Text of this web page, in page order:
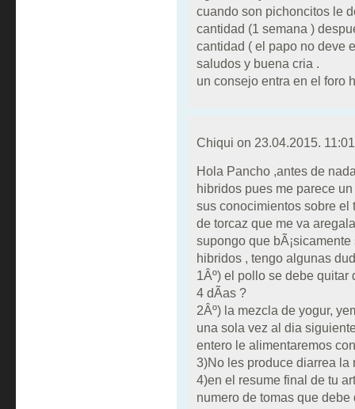
cuando son pichoncitos le
cantidad (1 semana )
cantidad ( el papo no deve
saludos y buena cria .
un consejo entra en el foro
Chiqui on 23.04.2015. 11:01
Hola Pancho ,antes de
hibridos pues me parece
sus conocimientos sobre el
de torcaz que me va
supongo que
hibridos , tengo algunas
1Âº) el pollo se debe
4 dÃ­as ?
2Âº) la mezcla de yogur,
una sola vez al dia
entero le alimentaremos
3)No les produce diarrea la
4)en el resume final de tu
numero de tomas que